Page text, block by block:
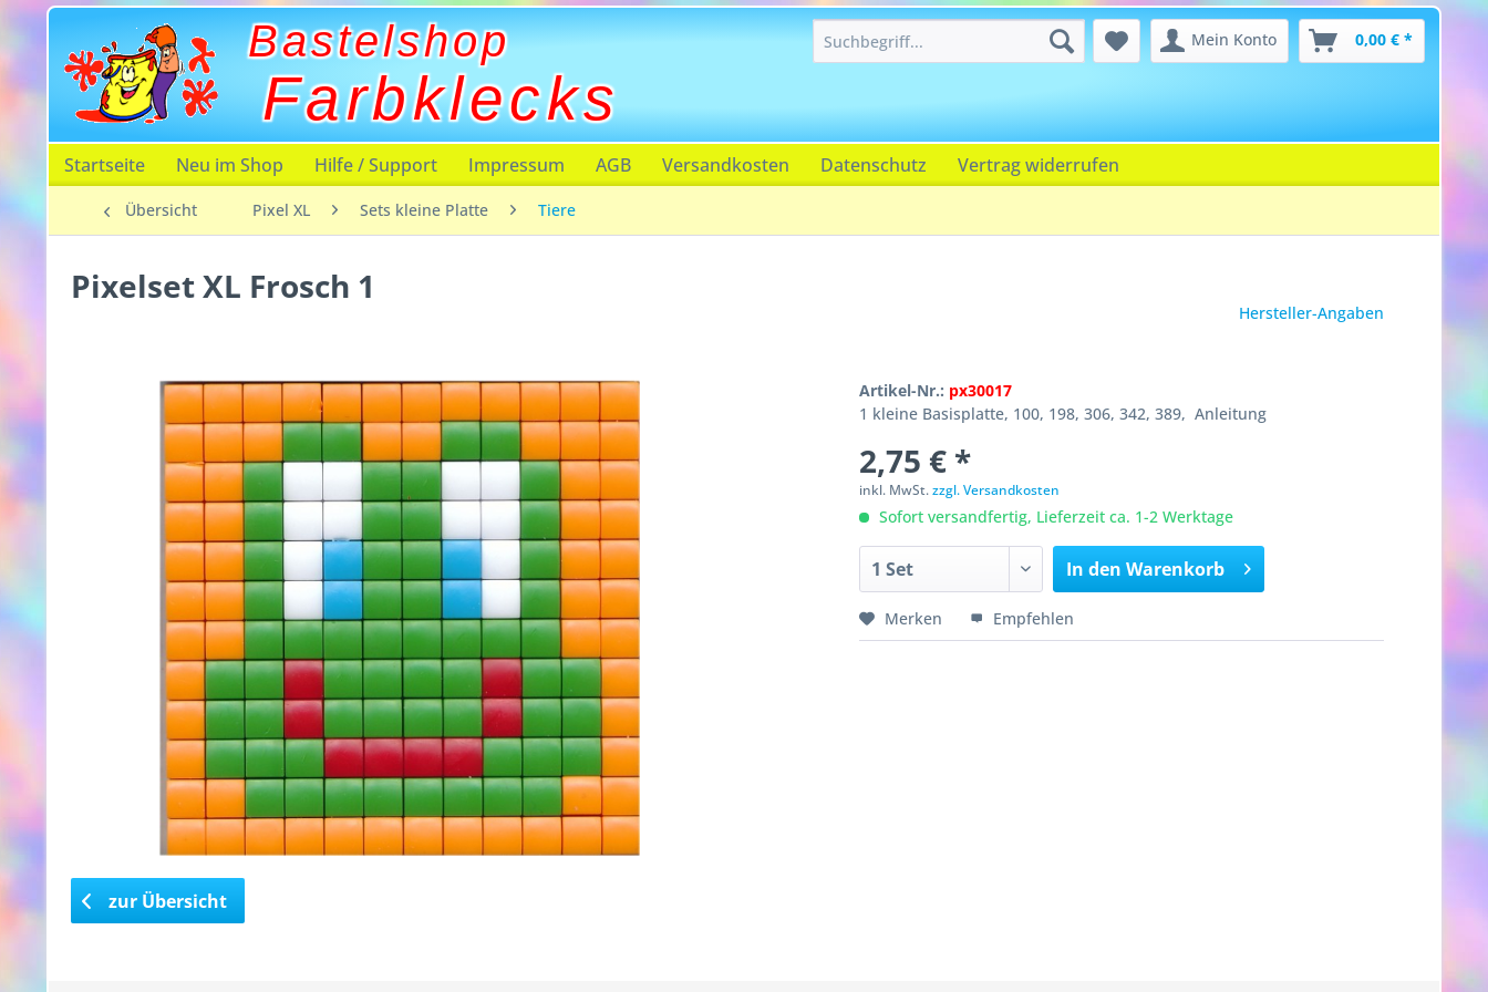
Bastelshop
Farbklecks
Mein Konto 0,00 € *
Startseite Neu im Shop Hilfe / Support Impressum AGB Versandkosten Datenschutz Vertrag widerrufen
Übersicht Pixel XL Sets kleine Platte Tiere
Pixelset XL Frosch 1
Hersteller-Angaben
Artikel-Nr.: px30017
1 kleine Basisplatte, 100, 198, 306, 342, 389, Anleitung
2,75 € *
inkl. MwSt.zzgl. Versandkosten
Sofort versandfertig, Lieferzeit ca. 1-2 Werktage
In den Warenkorb
Merken Empfehlen
zur Übersicht